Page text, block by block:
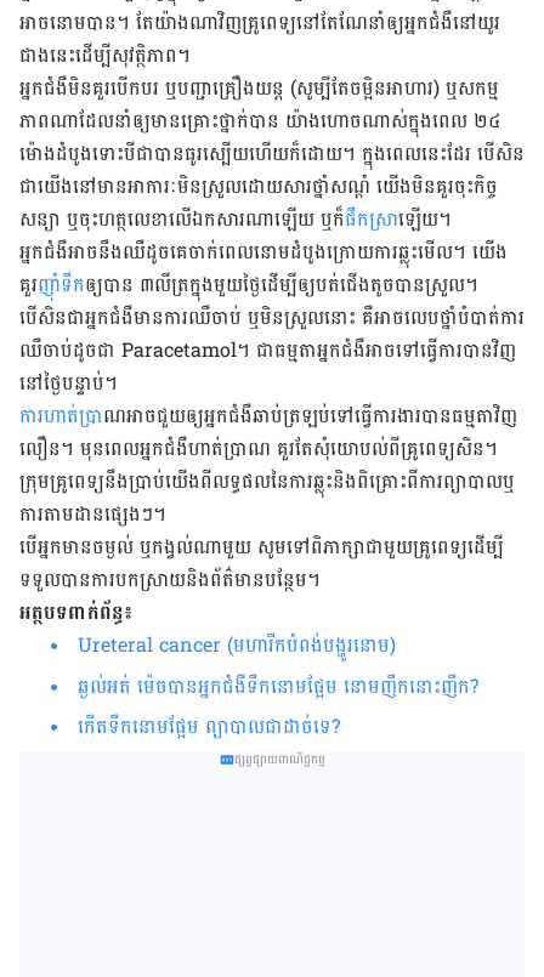
អាច​នោម​បាន។ តែ​យ៉ាង​ណា​វិញ​គ្រូពេទ្យ​នៅ​តែ​ណែ​នាំ​ឲ្យ​អ្នកជំងឺ​​នៅ​យូរ​
ជាង​នេះ​ដើម្បី​សុវត្ថិ​ភាព​។
អ្នក​ជំងឺមិន​គួរ​បើក​បរ​ ឬ​បញ្ជា​គ្រឿង​យន្ត (សូម្បី​តែ​ចម្អិន​អាហារ) ឬ​សកម្ម​
ភាព​ណា​ដែល​នាំឲ្យ​​មាន​​គ្រោះ​ថ្នាក់​បាន​ យ៉ាង​ហោច​ណាស់​ក្នុង​ពេល ២៤​
ម៉ោង​ដំបូង​ទោះ​បី​ជា​បាន​ធូរ​ស្បើយ​ហើយ​ក៏​ដោយ។ ក្នុង​ពេល​នេះ​ដែរ បើ​សិន​
ជាយើង​​នៅ​មាន​អាការៈ​មិន​ស្រួល​ដោយ​សារ​ថ្នាំ​សណ្ដំ​ យើង​​មិន​គួរ​ចុះ​កិច្ច​
សន្យា​ ឬ​ចុះ​ហត្ថ​លេខា​លើ​ឯក​សារ​ណា​ឡើយ ឬ​ក៏​ផឹក​ស្រា​ឡើយ។
អ្នកជំងឺ​​អាច​នឹង​ឈឺ​ដូច​គេ​ចាក់​ពេល​នោម​ដំបូង​ក្រោយ​ការ​ឆ្លុះ​មើល។ យើង​​
គួរ​ញ៉ាំ​ទឹក​ឲ្យ​​បាន ៣​លីត្រ​ក្នុង​មួយ​ថ្ងៃ​ដើម្បី​ឲ្យ​​បត់​ជើង​តូច​បាន​ស្រួល។
បើ​សិន​ជា​អ្នកជំងឺ​​មាន​ការ​ឈឺ​ចាប់​ ឬ​មិន​ស្រួល​នោះ គឺ​​អាច​លេប​ថ្នាំ​បំបាត់​ការ​
ឈឺ​ចាប់​ដូច​ជា Paracetamol។ ជា​ធម្មតា​អ្នក​ជំងឺអាច​ទៅ​ធ្វើ​ការ​បាន​វិញ​
នៅថ្ងៃ​បន្ទាប់។
ការ​ហាត់​ប្រាណ​អាច​ជួយ​ឲ្យ​អ្នកជំងឺ​​ឆាប់​ត្រឡប់​ទៅ​ធ្វើ​ការ​ងារ​បាន​ធម្មតា​វិញ​
លឿន។ មុន​ពេល​អ្នក​ជំងឺ​ហាត់​ប្រាណ គួរ​តែ​សុំ​យោ​បល់ពី​គ្រូពេទ្យ​​សិន។
ក្រុម​គ្រូ​ពេទ្យ​នឹង​ប្រាប់​យើង​​ពី​លទ្ធផល​នៃ​ការ​ឆ្លុះ​និង​ពិគ្រោះ​ពី​ការ​ព្យាបាល​ឬ​
ការ​តាមដាន​ផ្សេងៗ។
បើ​អ្នក​មាន​ចម្ងល់ ឬ​កង្វល់​ណា​មួយ សូម​ទៅ​ពិ​ភាក្សា​ជាមួយ​គ្រូពេទ្យ​ដើម្បី
ទទួល​បាន​ការ​​បក​ស្រាយ​​និង​ព័ត៌​មាន​បន្ថែម។
អត្ថបទពាក់ព័ន្ធ៖
Ureteral cancer (មហារីកបំពង់បង្ហូរនោម)
ឆ្ងល់អត់ ម៉េចបានអ្នកជំងឺទឹកនោមផ្អែម នោមញឹកនោះញឹក?
កើតទឹកនោមផ្អែម ព្យាបាលជាដាច់ទេ?
ផ្សព្វផ្សាយពាណិជ្ជកម្ម